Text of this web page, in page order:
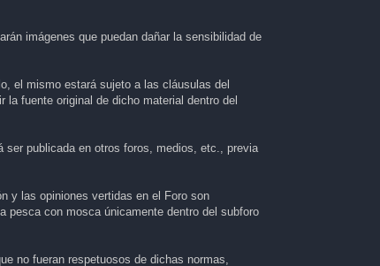
imágenes que puedan dañar la sensibilidad de
el mismo estará sujeto a las cláusulas del
fuente original de dicho material dentro del
publicada en otros foros, medios, etc., previa
y las opiniones vertidas en el Foro son
pesca con mosca únicamente dentro del subforo
no fueran respetuosos de dichas normas,